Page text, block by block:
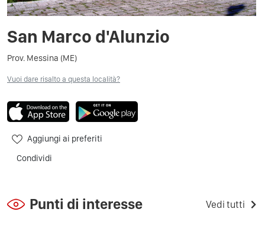
San Marco d'Alunzio
Prov. Messina (ME)
Vuoi dare risalto a questa località?
Aggiungi ai preferiti
Condividi
Punti di interesse Vedi tutti